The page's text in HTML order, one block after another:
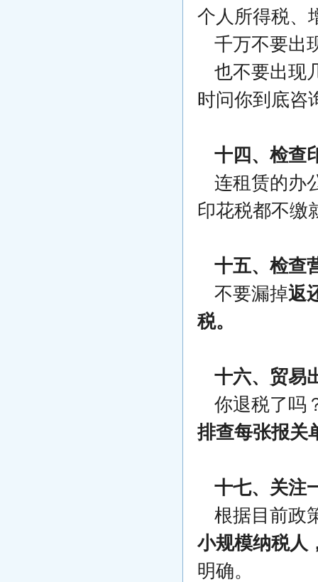
个人所得税、
千万不要出
也不要出现
时问你到底咨
十四、检查
连租赁的办
印花税都不缴
十五、检查
不要漏掉返
税。
十六、贸易
你退税了吗
排查每张报关
十七、关注
根据目前政
小规模纳税人
明确。